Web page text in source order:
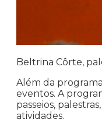
Beltrina Côrte,
Além da
eventos. A
passeios,
atividades.